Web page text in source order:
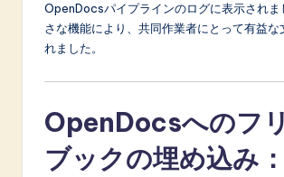
OpenDocsパイプラインのログに表示されま
さな機能により、共同作業者にとって有益な
れました。
OpenDocsへのフ
ブックの埋め込み